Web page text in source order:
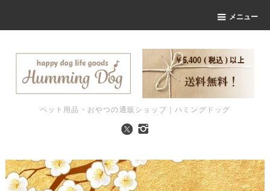
メニュー
ペット用品・おやつの通販ショップ｜ハミングドッグ